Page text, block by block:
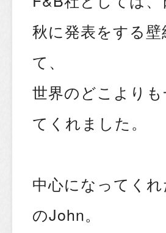
秋に発表をする
て、
世界のどこより
てくれました。
中心になってく
のJohn。